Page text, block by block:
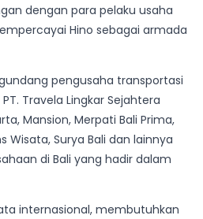
dengan para pelaku usaha
Hino sebagai armada
pengusaha transportasi
Travela Lingkar Sejahtera
Mansion, Merpati Bali Prima,
Wisata, Surya Bali dan lainnya
di Bali yang hadir dalam
internasional, membutuhkan